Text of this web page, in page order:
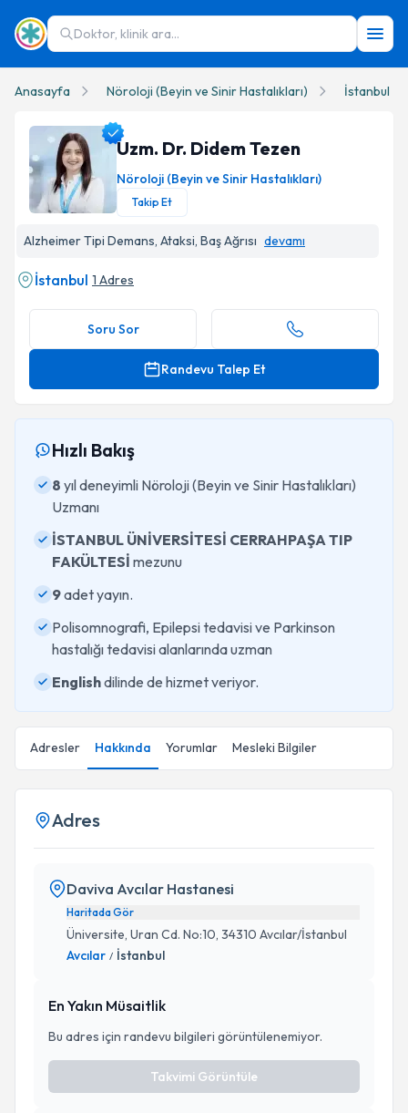
Doktor, klinik ara...
Anasayfa Nöroloji (Beyin ve Sinir Hastalıkları) İstanbul
Uzm. Dr. Didem Tezen
Nöroloji (Beyin ve Sinir Hastalıkları)
Takip Et
Alzheimer Tipi Demans, Ataksi, Baş Ağrısı devamı
İstanbul 1 Adres
Soru Sor
Randevu Talep Et
Hızlı Bakış
8 yıl deneyimli Nöroloji (Beyin ve Sinir Hastalıkları)
Uzmanı
İSTANBUL ÜNİVERSİTESİ CERRAHPAŞA TIP
FAKÜLTESİ mezunu
9adet yayın.
Polisomnografi, Epilepsi tedavisi ve Parkinson
hastalığı tedavisi alanlarında uzman
Englishdilinde de hizmet veriyor.
Adresler Hakkında Yorumlar Mesleki Bilgiler
Adres
Daviva Avcılar Hastanesi
Haritada Gör
Üniversite, Uran Cd. No:10, 34310 Avcılar/İstanbul
Avcılar / İstanbul
En Yakın Müsaitlik
Bu adres için randevu bilgileri görüntülenemiyor.
Takvimi Görüntüle